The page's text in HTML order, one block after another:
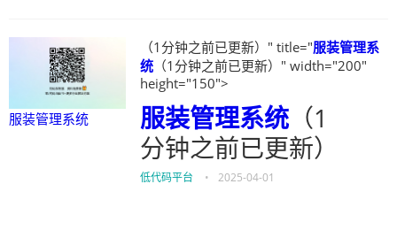
服装管理系统
（1分钟之前已更新）" title="服装管理系
统 （1分钟之前已更新）" width="200"
height="150">
服装管理系统 （1
分钟之前已更新）
低代码平台 • 2025-04-01